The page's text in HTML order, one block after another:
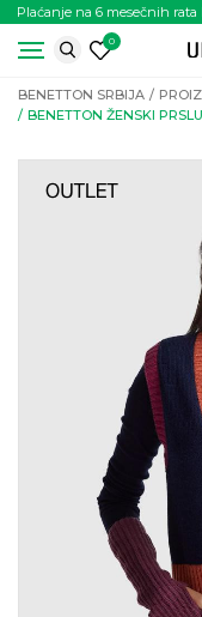
Plaćanje na 6 mesečnih rata
0
BENETTON SRBIJA
BENETTON ŽENSKI